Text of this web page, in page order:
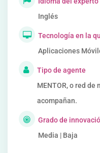
Inglés
Tecnología en la
Aplicaciones
Tipo de agente
MENTOR, o red
acompañan.
Grado de
Media | Baja